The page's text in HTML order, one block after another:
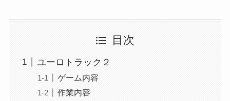
目次
ユーロトラック２
ゲーム内容
作業内容